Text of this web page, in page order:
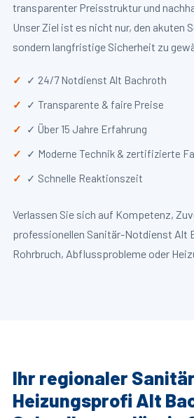
transparenter Preisstruktur und
Unser Ziel ist es nicht nur, den akuten
sondern langfristige Sicherheit zu
✓ 24/7 Notdienst Alt Bachroth
✓ Transparente & faire Preise
✓ Über 15 Jahre Erfahrung
✓ Moderne Technik & zertifizierte
✓ Schnelle Reaktionszeit
Verlassen Sie sich auf Kompetenz,
professionellen Sanitär-Notdienst Alt
Rohrbruch, Abflussprobleme oder
Ihr regionaler
Heizungsprofi Alt